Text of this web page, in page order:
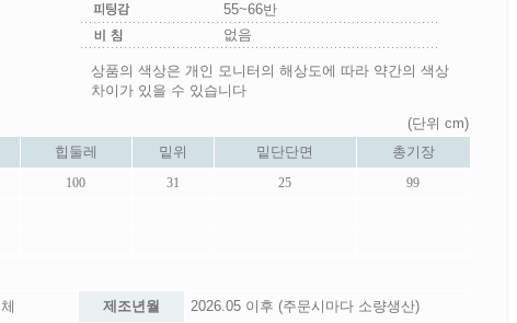
55~66반
없음
상품의 색상은 개인 모니터의 해상도에 따라 약간의 색상
차이가 있을 수 있습니다
(단위 cm)
힙둘레 밑위 밑단단면
총기장
100 31 25 99
제조년월 2026.05 이후 (주문시마다 소량생산)